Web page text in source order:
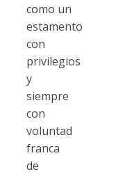
como un
estamento
con
privilegios
y
siempre
con
voluntad
franca
de